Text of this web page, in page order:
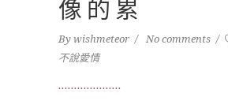
像的累
By wishmeteor No comments
不說愛情